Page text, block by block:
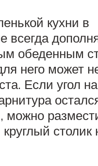
кухни в
всегда
обеденным
него может
Если угол
можно
столик